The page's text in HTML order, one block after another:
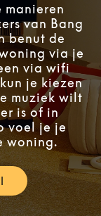
manieren
van Bang
benut de
via je
via wifi
je kiezen
muziek wilt
is of in
voel je je
woning.
in New Tab